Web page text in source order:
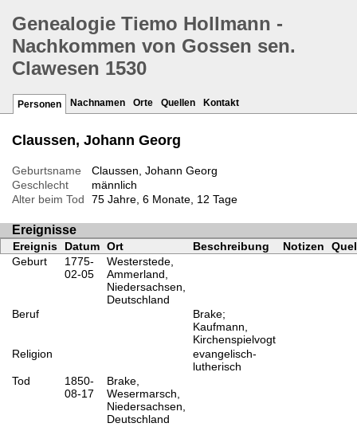
Genealogie Tiemo Hollmann -
Nachkommen von Gossen sen.
Clawesen 1530
Personen Nachnamen Orte Quellen Kontakt
Claussen, Johann Georg
Geburtsname
Claussen, Johann Georg
Geschlecht
männlich
Alter beim Tod
75 Jahre, 6 Monate, 12 Tage
Ereignisse
Ereignis Datum Ort Beschreibung Notizen
Geburt
1775-
02-05
Westerstede,
Ammerland,
Niedersachsen,
Deutschland
Beruf
Brake;
Kaufmann,
Kirchenspielvogt
Religion
evangelisch-
lutherisch
Tod
1850-
08-17
Brake,
Wesermarsch,
Niedersachsen,
Deutschland